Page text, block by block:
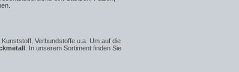
Verbundstoffe u.a. Um auf die
. In unserem Sortiment finden Sie